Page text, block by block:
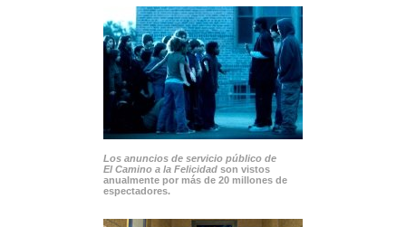
Los anuncios de servicio público de
El Camino a la Felicidad son vistos
anualmente por más de 20 millones de
espectadores.